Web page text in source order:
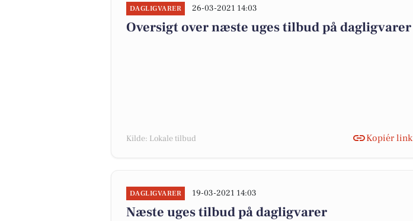
DAGLIGVARER 26-03-2021 14:03
Oversigt over næste uges tilbud på dagligvarer
Kilde: Lokale tilbud Kopiér link
DAGLIGVARER 19-03-2021 14:03
Næste uges tilbud på dagligvarer